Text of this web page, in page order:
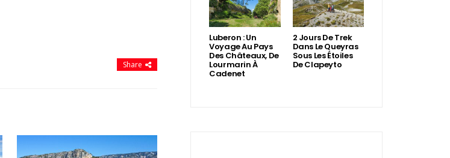
Share
Luberon : Un
Voyage Au Pays
Des Châteaux, De
Lourmarin À
Cadenet
2 Jours De Trek
Dans Le Queyras
Sous Les Étoiles
De Clapeyto